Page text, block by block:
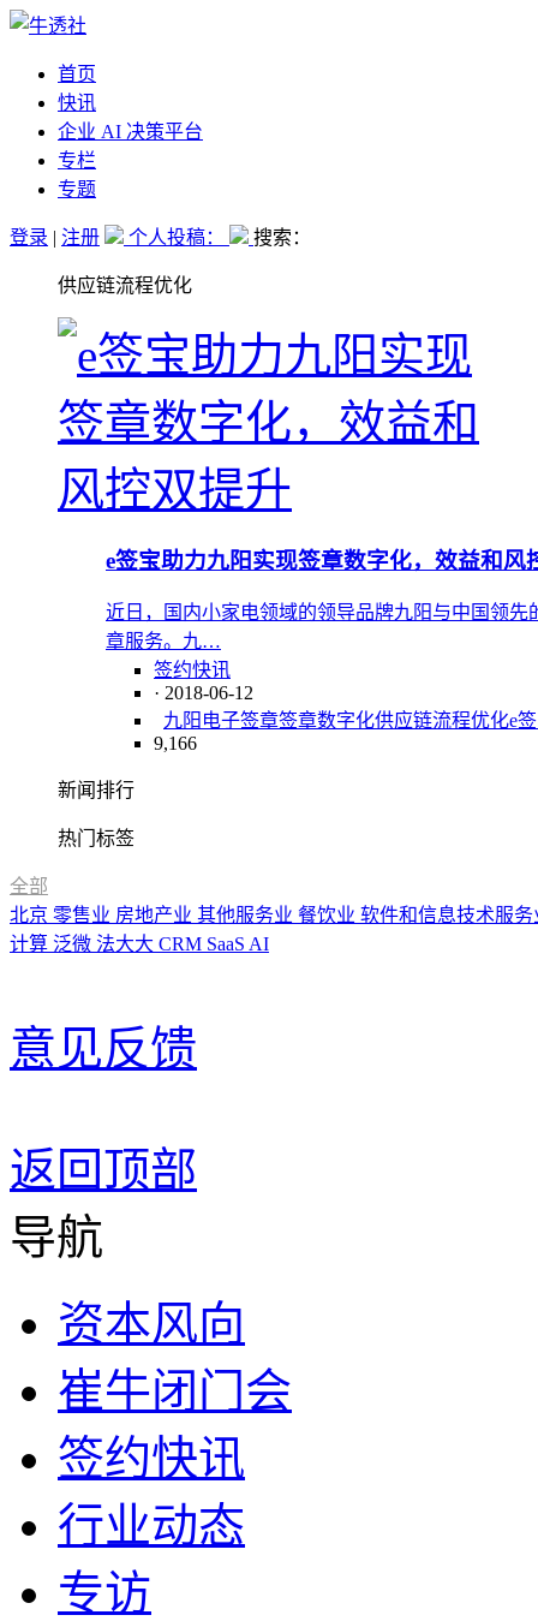
首页
快讯
企业 AI 决策平台
专栏
专题
登录 | 注册 个人投稿： 搜索：
供应链流程优化
e签宝助力九阳实现签章数字化，效益和风
近日，国内小家电领域的领导品牌九阳与中国领
章服务。九…
签约快讯
· 2018-06-12
九阳 电子签章签章数字化供应链流程优化e
9,166
新闻排行
热门标签
全部
北京 零售业 房地产业 其他服务业 餐饮业 软件和信息技术服
计算 泛微 法大大 CRM SaaS AI
意见反馈
返回顶部
导航
资本风向
崔牛闭门会
签约快讯
行业动态
专访